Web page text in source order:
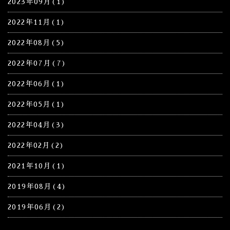
2023年09月(1)
2022年11月(1)
2022年08月(5)
2022年07月(7)
2022年06月(1)
2022年05月(1)
2022年04月(3)
2022年02月(2)
2021年10月(1)
2019年08月(4)
2019年06月(2)